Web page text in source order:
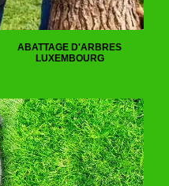
ABATTAGE D'ARBRES
LUXEMBOURG